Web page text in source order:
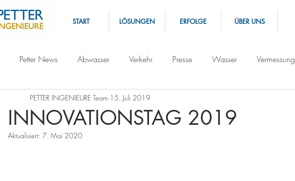
START LÖSUNGEN ERFOLGE ÜBER UNS
Petter News Abwasser Verkehr Presse Wasser Vermessung
INNOVATIONSTAG 2019
PETTER INGENIEURE Team 15. Juli 2019
Aktualisiert: 7. Mai 2020